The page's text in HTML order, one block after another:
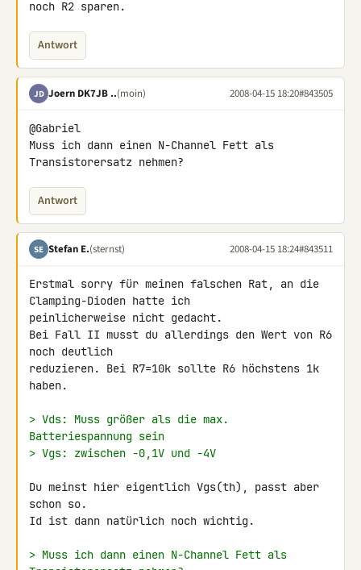
noch R2 sparen.
Antwort
JD Joern DK7JB ..(moin) 2008-04-15 18:20#843505
@Gabriel
Muss ich dann einen N-Channel Fett als
Transistorersatz nehmen?
Antwort
SE Stefan E.(sternst) 2008-04-15 18:24#843511
Erstmal sorry für meinen falschen Rat, an die
Clamping-Dioden hatte ich
peinlicherweise nicht gedacht.
Bei Fall II musst du allerdings den Wert von R6
noch deutlich
reduzieren. Bei R7=10k sollte R6 höchstens 1k
haben.
> Vds: Muss größer als die max.
Batteriespannung sein
> Vgs: zwischen -0,1V und -4V
Du meinst hier eigentlich Vgs(th), passt aber
schon so.
Id ist dann natürlich noch wichtig.
> Muss ich dann einen N-Channel Fett als